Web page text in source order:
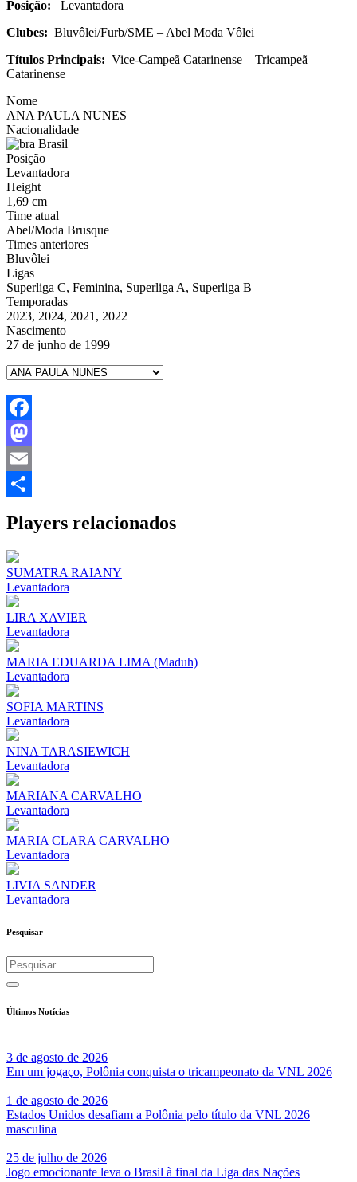
Posição: Levantadora
Clubes: Bluvôlei/Furb/SME – Abel Moda Vôlei
Títulos Principais: Vice-Campeã Catarinense – Tricampeã
Catarinense
Nome
ANA PAULA NUNES
Nacionalidade
Brasil
Posição
Levantadora
Height
1,69 cm
Time atual
Abel/Moda Brusque
Times anteriores
Bluvôlei
Ligas
Superliga C, Feminina, Superliga A, Superliga B
Temporadas
2023, 2024, 2021, 2022
Nascimento
27 de junho de 1999
Facebook
Mastodon
Email
Players relacionados
SUMATRA RAIANY
Levantadora
LIRA XAVIER
Levantadora
MARIA EDUARDA LIMA (Maduh)
Levantadora
SOFIA MARTINS
Levantadora
NINA TARASIEWICH
Levantadora
MARIANA CARVALHO
Levantadora
MARIA CLARA CARVALHO
Levantadora
LIVIA SANDER
Levantadora
Pesquisar
Últimos Notícias
3 de agosto de 2026
Em um jogaço, Polônia conquista o tricampeonato da VNL 2026
1 de agosto de 2026
Estados Unidos desafiam a Polônia pelo título da VNL 2026
masculina
25 de julho de 2026
Jogo emocionante leva o Brasil à final da Liga das Nações